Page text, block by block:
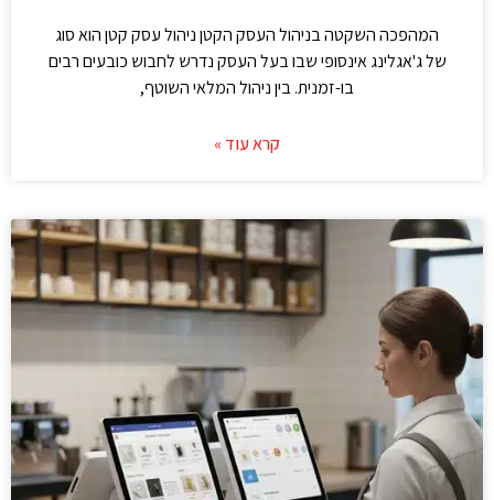
המהפכה השקטה בניהול העסק הקטן ניהול עסק קטן הוא סוג
של ג'אגלינג אינסופי שבו בעל העסק נדרש לחבוש כובעים רבים
בו-זמנית. בין ניהול המלאי השוטף,
קרא עוד »